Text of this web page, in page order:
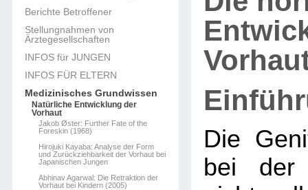
Berichte Betroffener
Stellungnahmen von
Ärztegesellschaften
INFOS für JUNGEN
INFOS FÜR ELTERN
Medizinisches Grundwissen
Natürliche Entwicklung der
Vorhaut
Jakob Øster: Further Fate of the
Foreskin (1968)
Hirojuki Kayaba: Analyse der Form
und Zurückziehbarkeit der Vorhaut bei
Japanischen Jungen
Abhinav Agarwal: Die Retraktion der
Vorhaut bei Kindern (2005)
Die
bei der